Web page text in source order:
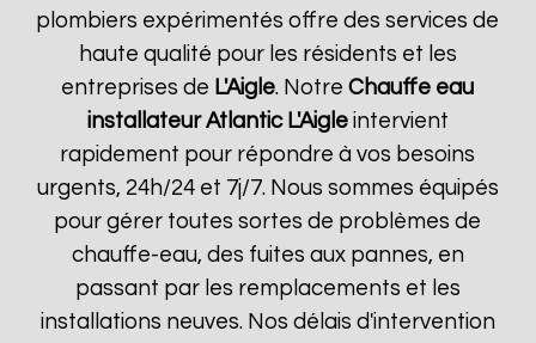
plombiers expérimentés offre des services de
haute qualité pour les résidents et les
entreprises de L'Aigle. NotreChauffe eau
installateur Atlantic L'Aigleintervient
rapidement pour répondre à vos besoins
urgents, 24h/24 et 7j/7. Nous sommes équipés
pour gérer toutes sortes de problèmes de
chauffe-eau, des fuites aux pannes, en
passant par les remplacements et les
installations neuves. Nos délais d'intervention